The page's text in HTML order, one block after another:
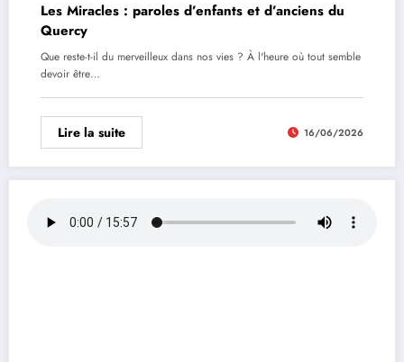
Les Miracles : paroles d’enfants et d’anciens du
Quercy
Que reste-t-il du merveilleux dans nos vies ? À l'heure où tout semble
devoir être…
Lire la suite 16/06/2026